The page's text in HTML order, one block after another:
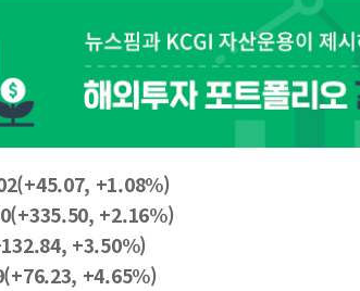
+1.08%)
+2.16%)
+3.50%)
+4.65%)